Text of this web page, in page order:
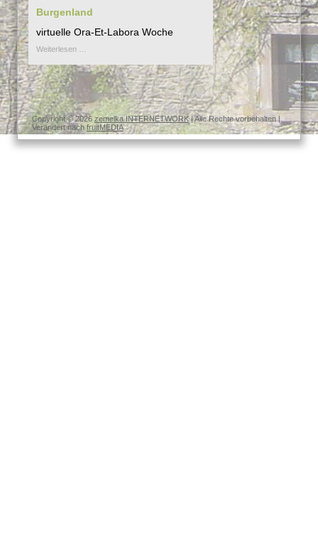
Burgenland
virtuelle Ora-Et-Labora Woche
Weiterlesen …
Copyright © 2026 zemelka INTERNETWORK| Alle Rechte vorbehalten |
Verändert nachfruitMEDIA